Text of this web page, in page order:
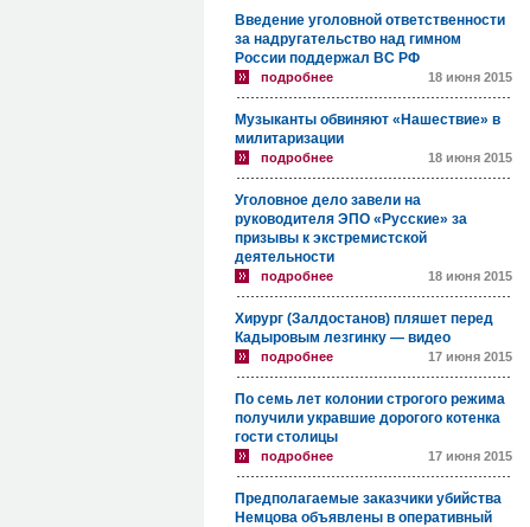
Введение уголовной ответственности
за надругательство над гимном
России поддержал ВС РФ
подробнее 18 июня 2015
Музыканты обвиняют «Нашествие» в
милитаризации
подробнее 18 июня 2015
Уголовное дело завели на
руководителя ЭПО «Русские» за
призывы к экстремистской
деятельности
подробнее 18 июня 2015
Хирург (Залдостанов) пляшет перед
Кадыровым лезгинку — видео
подробнее 17 июня 2015
По семь лет колонии строгого режима
получили укравшие дорогого котенка
гости столицы
подробнее 17 июня 2015
Предполагаемые заказчики убийства
Немцова объявлены в оперативный